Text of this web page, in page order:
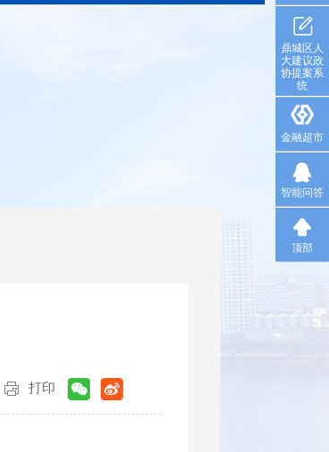
打印
鼎城区人
大建议政
协提案系
统
金融超市
智能问答
顶部